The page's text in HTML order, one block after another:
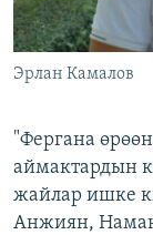
Эрлан Камалов
"Фергана
аймактардын
жайлар ишке
Анжиян,